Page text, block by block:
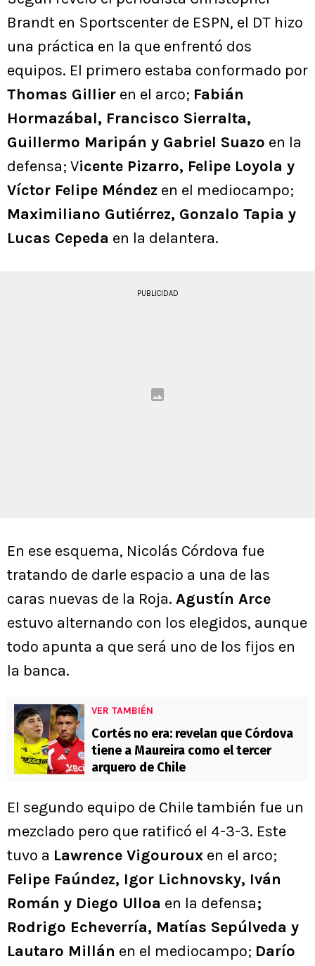
Brandt en Sportscenter de ESPN, el DT hizo
una práctica en la que enfrentó dos
equipos. El primero estaba conformado por
Thomas Gillier en el arco; Fabián
Hormazábal, Francisco Sierralta,
Guillermo Maripán y Gabriel Suazo en la
defensa; Vicente Pizarro, Felipe Loyola y
Víctor Felipe Méndez en el mediocampo;
Maximiliano Gutiérrez, Gonzalo Tapia y
Lucas Cepeda en la delantera.
PUBLICIDAD
En ese esquema, Nicolás Córdova fue
tratando de darle espacio a una de las
caras nuevas de la Roja. Agustín Arce
estuvo alternando con los elegidos, aunque
todo apunta a que será uno de los fijos en
la banca.
VER TAMBIÉN
Cortés no era: revelan que Córdova
tiene a Maureira como el tercer
arquero de Chile
El segundo equipo de Chile también fue un
mezclado pero que ratificó el 4-3-3. Este
tuvo a Lawrence Vigouroux en el arco;
Felipe Faúndez, Igor Lichnovsky, Iván
Román y Diego Ulloa en la defensa;
Rodrigo Echeverría, Matías Sepúlveda y
Lautaro Millán en el mediocampo; Darío